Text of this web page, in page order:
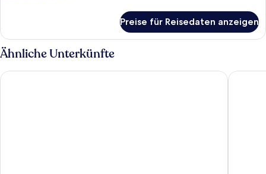
Preise für Reisedaten anzeigen
Ähnliche Unterkünfte
Veranda Resort & Villas Hua Hin - Cha Am